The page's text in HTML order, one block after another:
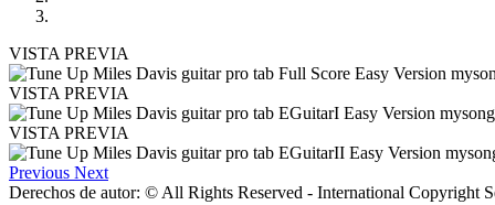
VISTA PREVIA
VISTA PREVIA
VISTA PREVIA
Previous Next
Derechos de autor: © All Rights Reserved - International Copyright